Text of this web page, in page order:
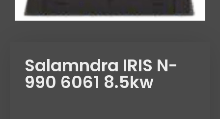
Salamndra IRIS N-
990 6061 8.5kw